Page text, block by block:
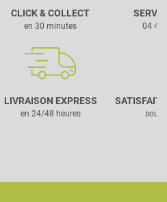
CLICK & COLLECT
en 30 minutes
LIVRAISON EXPRESS
en 24/48 heures
04 42
SATISFAIT
sous